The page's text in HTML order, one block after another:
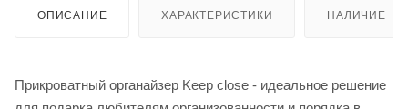
ОПИСАНИЕ ХАРАКТЕРИСТИКИ НАЛИЧИЕ
Прикроватный органайзер Keep close - идеальное решение